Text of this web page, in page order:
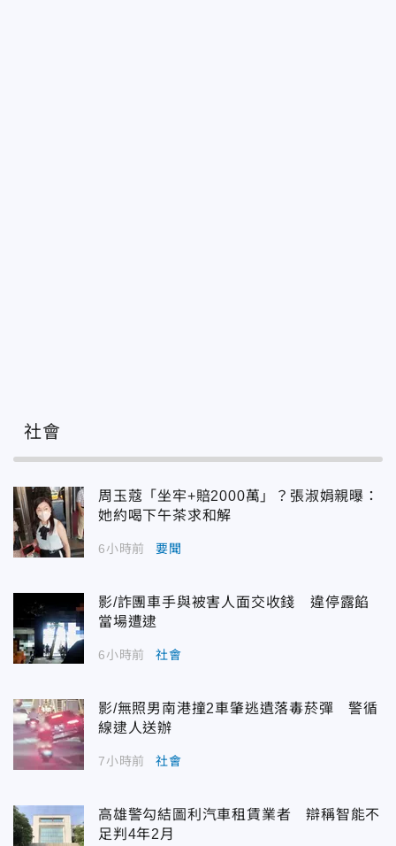
社會
周玉蔻「坐牢+賠2000萬」？張淑娟親曝：
她約喝下午茶求和解
6小時前 要聞
影/詐團車手與被害人面交收錢 違停露餡
當場遭逮
6小時前 社會
影/無照男南港撞2車肇逃遺落毒菸彈 警循
線逮人送辦
7小時前 社會
高雄警勾結圖利汽車租賃業者 辯稱智能不
足判4年2月